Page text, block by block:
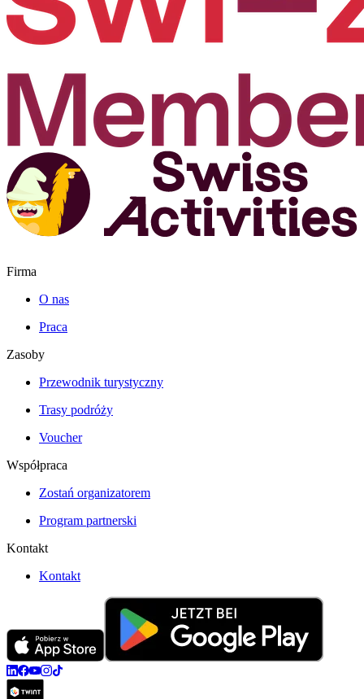
Firma
O nas
Praca
Zasoby
Przewodnik turystyczny
Trasy podróży
Voucher
Współpraca
Zostań organizatorem
Program partnerski
Kontakt
Kontakt